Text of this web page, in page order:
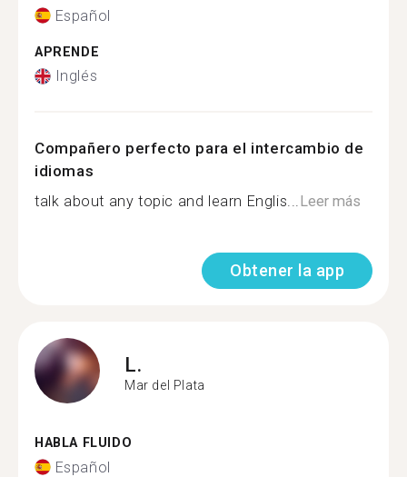
Español
APRENDE
Inglés
Compañero perfecto para el intercambio de
idiomas
talk about any topic and learn Englis...Leer más
Obtener la app
L.
Mar del Plata
HABLA FLUIDO
Español